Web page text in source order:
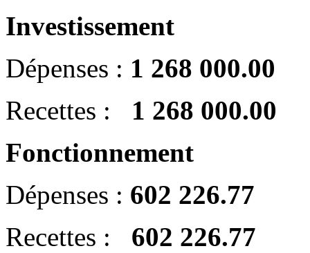
Investissement
Dépenses : 1 268 000.00
Recettes : 1 268 000.00
Fonctionnement
Dépenses : 602 226.77
Recettes : 602 226.77